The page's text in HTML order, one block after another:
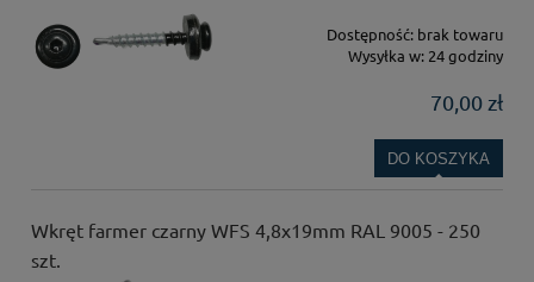
Dostępność: brak towaru
Wysyłka w: 24 godziny
70,00 zł
DO KOSZYKA
Wkręt farmer czarny WFS 4,8x19mm RAL 9005 - 250
szt.